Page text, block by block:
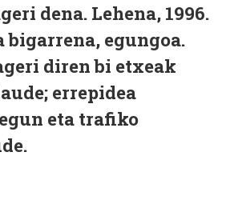
dena. Lehena, 1996.
bigarrena, egungoa.
diren bi etxeak
errepidea
eta trafiko